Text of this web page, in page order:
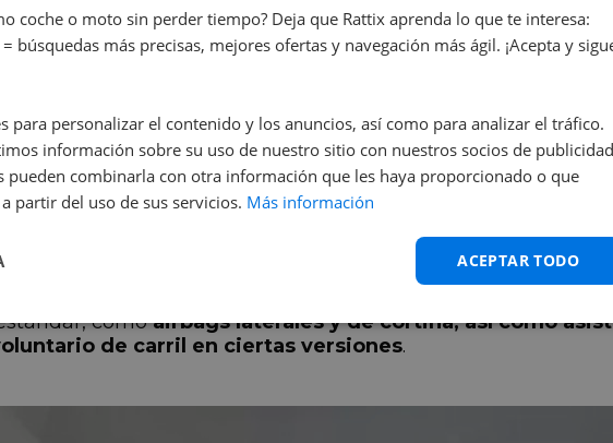
de 1.4 litros y cuatro cilindrosque genera129 CVde
tracción total en muchas versiones. Su consumo de
de coches icónicos: ¿cuáles dejarán de fabricarse?
que incluyen
control de crucero, sensor de
con control por voz , lo que facilita la interacción con la
comoairbags laterales y de cortina, así como
de carril en ciertas versiones.
coche o moto sin perder tiempo? Deja que Rattix aprenda lo que te interesa:
búsquedas más precisas, mejores ofertas y navegación más ágil. ¡Acepta y
para personalizar el contenido y los anuncios, así como para analizar el tráfico.
información sobre su uso de nuestro sitio con nuestros socios de publicidad
pueden combinarla con otra información que les haya proporcionado o que
partir del uso de sus servicios. Más información
ACEPTAR TODO